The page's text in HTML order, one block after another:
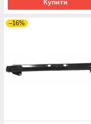
Купити
–16%